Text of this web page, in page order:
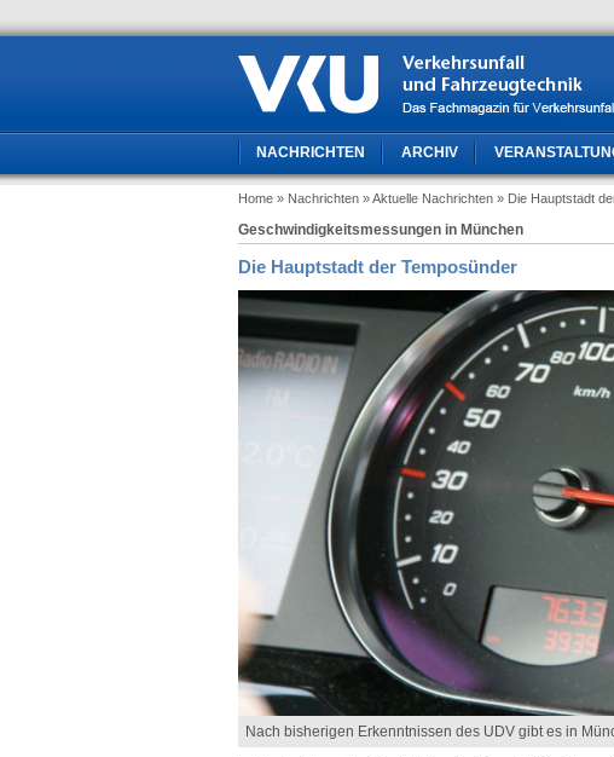
NACHRICHTEN ARCHIV
Home » Nachrichten » Aktuelle Nachrichten » Die Hauptstadt
Geschwindigkeitsmessungen in München
Die Hauptstadt der Temposünder
Nach bisherigen Erkenntnissen des UDV gibt es in